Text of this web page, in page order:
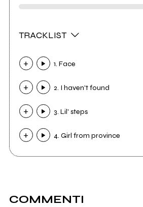
TRACKLIST
1. Face
2. I haven't found
3. Lil' steps
4. Girl from province
COMMENTI